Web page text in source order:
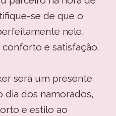
se de que o
nele,
e satisfação.
será um presente
dia dos namorados,
e estilo ao